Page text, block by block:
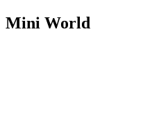
Mini World